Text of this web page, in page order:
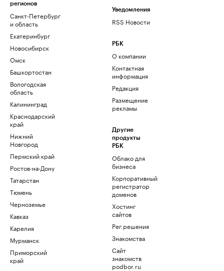
регионов
Санкт-Петербург
и область
Екатеринбург
Новосибирск
Омск
Башкортостан
Вологодская
область
Калининград
Краснодарский
край
Нижний
Новгород
Пермский край
Ростов-на-Дону
Татарстан
Тюмень
Черноземье
Кавказ
Карелия
Мурманск
Приморский
край
Уведомления
RSS Новости
РБК
О компании
Контактная
информация
Редакция
Размещение
рекламы
Другие
продукты
РБК
Облако для
бизнеса
Корпоративный
регистратор
доменов
Хостинг
сайтов
Рег.решения
Знакомства
Сайт
знакомств
podbor.ru